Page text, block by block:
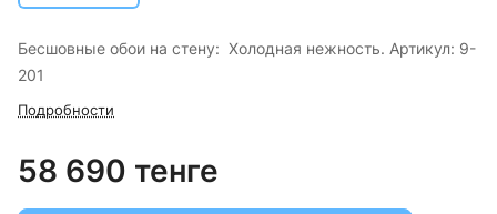
Бесшовные обои на стену: Холодная нежность. Артикул: 9-
201
Подробности
58 690 тенге